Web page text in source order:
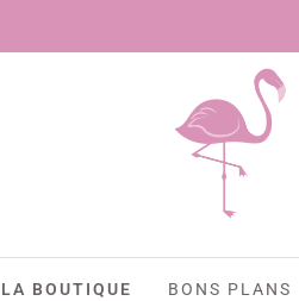
-10% avec le
LA BOUTIQUE BONS PLANS